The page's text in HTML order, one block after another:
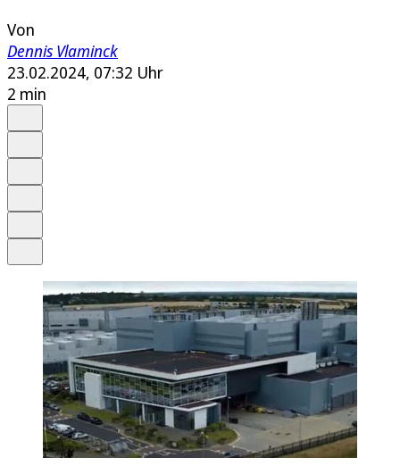
Von
Dennis Vlaminck
23.02.2024, 07:32 Uhr
2 min